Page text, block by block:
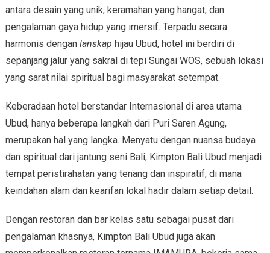
antara desain yang unik, keramahan yang hangat, dan
pengalaman gaya hidup yang imersif. Terpadu secara
harmonis dengan lanskap hijau Ubud, hotel ini berdiri di
sepanjang jalur yang sakral di tepi Sungai WOS, sebuah lokasi
yang sarat nilai spiritual bagi masyarakat setempat.
Keberadaan hotel berstandar Internasional di area utama
Ubud, hanya beberapa langkah dari Puri Saren Agung,
merupakan hal yang langka. Menyatu dengan nuansa budaya
dan spiritual dari jantung seni Bali, Kimpton Bali Ubud menjadi
tempat peristirahatan yang tenang dan inspiratif, di mana
keindahan alam dan kearifan lokal hadir dalam setiap detail.
Dengan restoran dan bar kelas satu sebagai pusat dari
pengalaman khasnya, Kimpton Bali Ubud juga akan